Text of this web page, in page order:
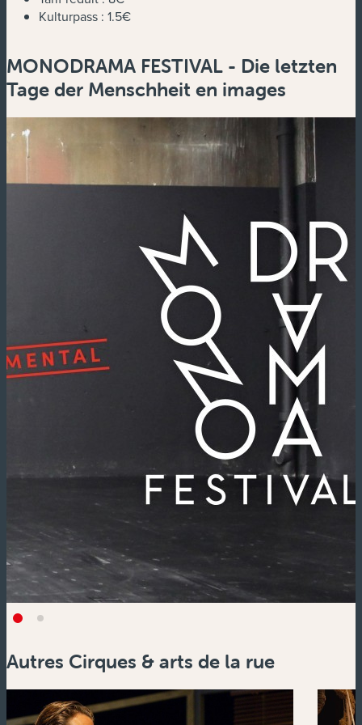
Kulturpass : 1.5€
MONODRAMA FESTIVAL - Die letzten
Tage der Menschheit en images
Autres Cirques & arts de la rue